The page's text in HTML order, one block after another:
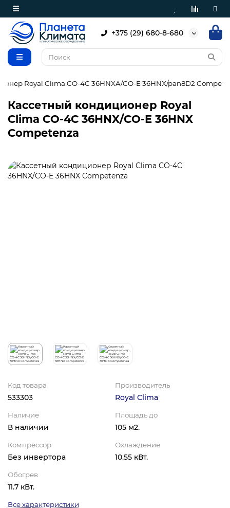
+375 (29) 680-8-680
Royal Clima CO-4C 36HNXA/CO-E 36HNX/pan8D2
Кассетный кондиционер Royal
Clima CO-4C 36HNX/CO-E 36HNX
Competenza
Код товара
533303
Производитель
Royal Clima
Наличие
В наличии
Площадь до
105 м2.
Компрессор
Без инвертора
Охлаждение
10.55 кВт.
Обогрев
11.7 кВт.
Все характеристики